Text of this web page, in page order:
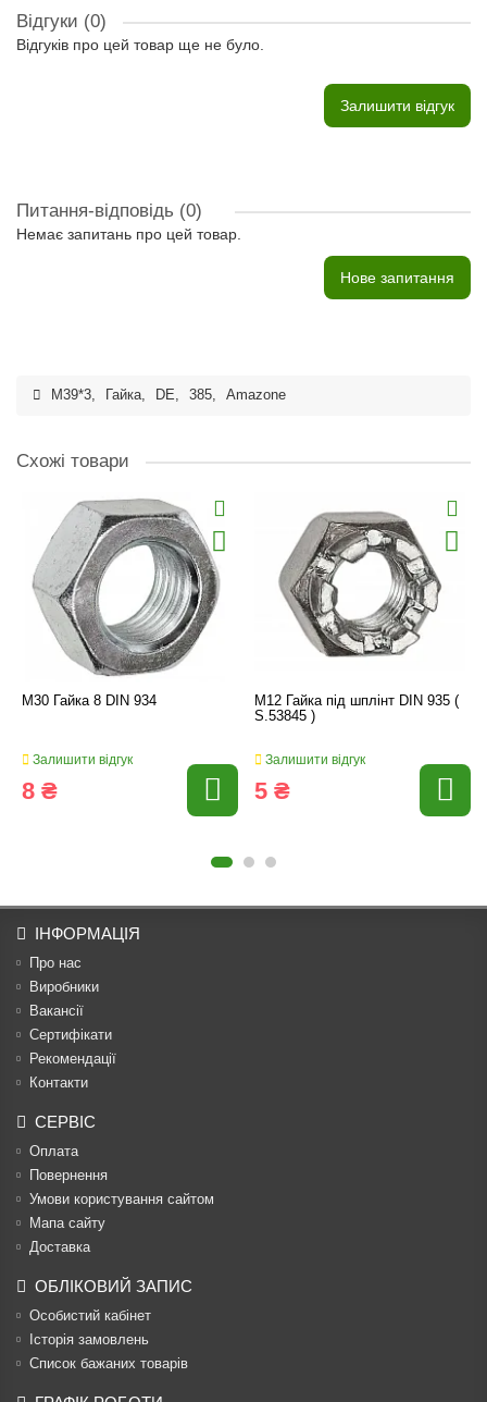
Відгуки (0)
Відгуків про цей товар ще не було.
Залишити відгук
Питання-відповідь (0)
Немає запитань про цей товар.
Нове запитання
M39*3, Гайка, DE, 385, Amazone
Схожі товари
M30 Гайка 8 DIN 934
Залишити відгук
8 ₴
M12 Гайка під шплінт DIN 935 (
S.53845 )
Залишити відгук
5 ₴
ІНФОРМАЦІЯ
Про нас
Виробники
Вакансії
Сертифікати
Рекомендації
Контакти
СЕРВІС
Оплата
Повернення
Умови користування сайтом
Мапа сайту
Доставка
ОБЛІКОВИЙ ЗАПИС
Особистий кабінет
Історія замовлень
Список бажаних товарів